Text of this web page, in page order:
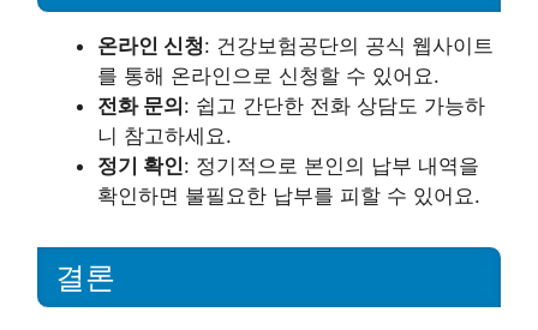
온라인 신청: 건강보험공단의 공식 웹사이트
를 통해 온라인으로 신청할 수 있어요.
전화 문의: 쉽고 간단한 전화 상담도 가능하
니 참고하세요.
정기 확인: 정기적으로 본인의 납부 내역을
확인하면 불필요한 납부를 피할 수 있어요.
결론